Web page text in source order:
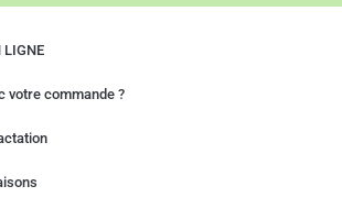
LIGNE
votre commande ?